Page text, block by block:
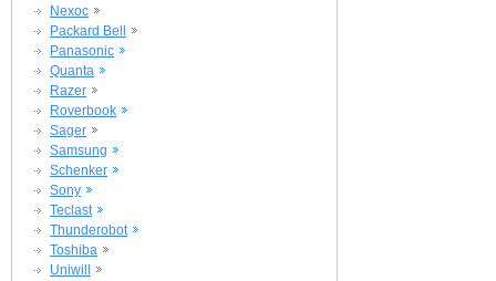
Nexoc
Packard Bell
Panasonic
Quanta
Razer
Roverbook
Sager
Samsung
Schenker
Sony
Teclast
Thunderobot
Toshiba
Uniwill